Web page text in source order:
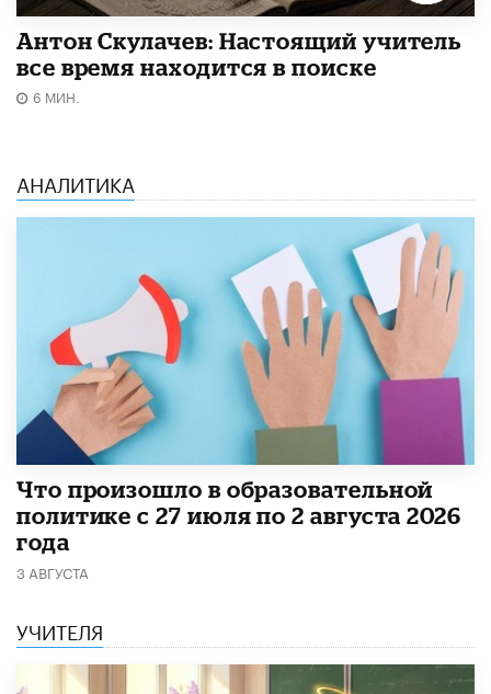
Антон Скулачев: Настоящий учитель
все время находится в поиске
6 МИН.
АНАЛИТИКА
​Что произошло в образовательной
политике с 27 июля по 2 августа 2026
года
3 АВГУСТА
УЧИТЕЛЯ